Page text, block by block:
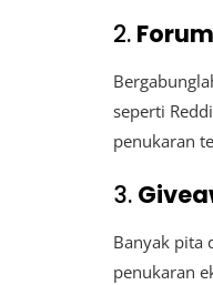
2.
seperti
penukaran
3.
Banyak pita
penukaran